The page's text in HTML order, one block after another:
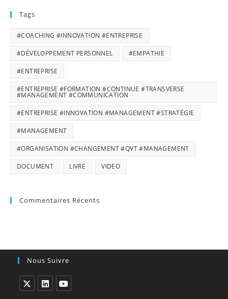
Tags
#COACHING #INNOVATION #ENTREPRISE
#DÉVELOPPEMENT PERSONNEL #EMPATHIE
#ENTREPRISE
#ENTREPRISE #FORMATION #CONTINUE #TRANSVERSE
#MANAGEMENT #COMMUNICATION
#ENTREPRISE #INNOVATION #MANAGEMENT #STRATÉGIE
#MANAGEMENT
#ORGANISATION #CHANGEMENT #QVT #MANAGEMENT
DOCUMENT LIVRE VIDEO
Commentaires Récents
Nous Suivre